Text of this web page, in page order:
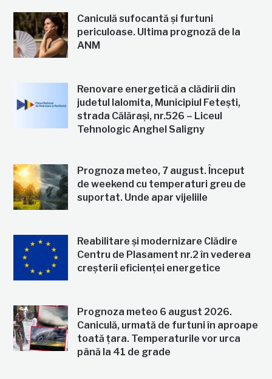
Caniculă sufocantă și furtuni
periculoase. Ultima prognoză de la
ANM
Renovare energetică a clădirii din
judetul Ialomita, Municipiul Fetești,
strada Călărași, nr.526 – Liceul
Tehnologic Anghel Saligny
Prognoza meteo, 7 august. Început
de weekend cu temperaturi greu de
suportat. Unde apar vijeliile
Reabilitare și modernizare Clădire
Centru de Plasament nr.2 în vederea
creșterii eficienței energetice
Prognoza meteo 6 august 2026.
Caniculă, urmată de furtuni în aproape
toată țara. Temperaturile vor urca
până la 41 de grade